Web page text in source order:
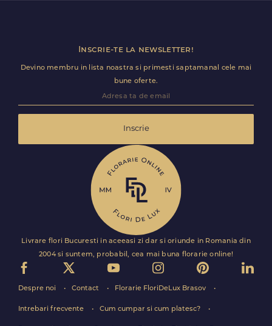
Inscrie-te la newsletter!
Devino membru in lista noastra si primesti saptamanal cele mai
bune oferte.
Inscrie
Livrare flori Bucuresti in aceeasi zi dar si oriunde in Romania din
2004 si suntem, probabil, cea mai buna florarie online!
Despre noi Contact Florarie FloriDeLux Brasov
Intrebari frecvente Cum cumpar si cum platesc?